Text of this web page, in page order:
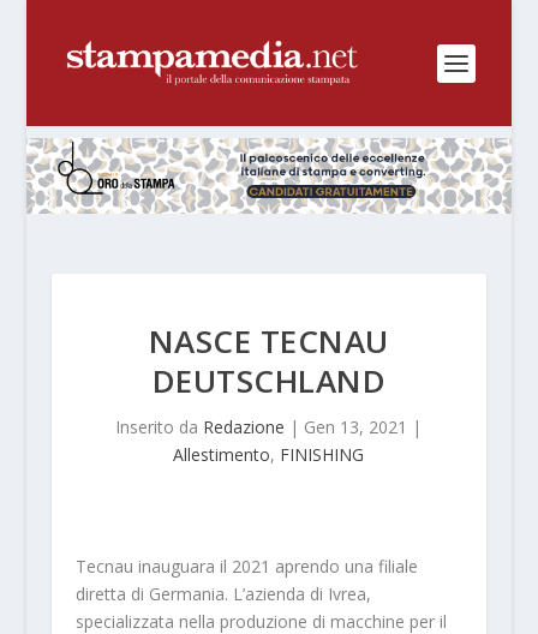
NASCE TECNAU
DEUTSCHLAND
Inserito da Redazione | Gen 13, 2021 |
Allestimento, FINISHING
Tecnau inauguara il 2021 aprendo una filiale
diretta di Germania. L’azienda di Ivrea,
specializzata nella produzione di macchine per il